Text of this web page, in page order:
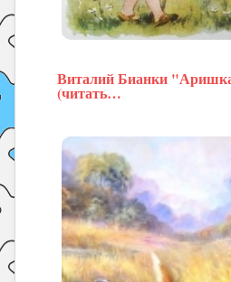
Виталий Бианки
(читать…